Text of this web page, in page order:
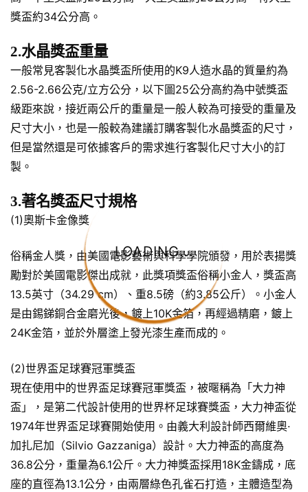
LOADING...
獎盃約34公分高。
2.水晶獎盃重量
一般常見客製化水晶獎盃所使用的K9人造水晶的質量約為
2.56-2.66公克/立方公分，以下圖25公分高約為中號獎盃
級距來說，接近兩公斤的重量是一般人較為可接受的重量及
尺寸大小，也是一般較為建議訂購客製化水晶獎盃的尺寸，
但是當然還是可依據客戶的需求進行客製化尺寸大小的訂
製。
3.著名獎盃尺寸規格
(1)奧斯卡金像獎
俗稱金人獎，由美國電影藝術與科學學院頒發，用於表揚獎
勵對於美國電影傑出成就，此獎項獎盃俗稱小金人，獎盃高
13.5英寸（34.29 cm）、重8.5磅（約3.85公斤）。小金人
是由錫銻銅合金磨光後，鍍上10K金箔，再經過精磨，鍍上
24K金箔，並於外層塗上發光漆生產而成的。
(2)世界盃足球賽冠軍獎盃
現在使用中的世界盃足球賽冠軍獎盃，被暱稱為「大力神
盃」，是第二代設計使用的世界杯足球賽獎盃，大力神盃從
1974年世界盃足球賽開始使用。由義大利設計師西爾維奧·
加扎尼加（Silvio Gazzaniga）設計。大力神盃的高度為
36.8公分，重量為6.1公斤。大力神獎盃採用18K金鑄成，底
座的直徑為13.1公分，由兩層綠色孔雀石打造，主體造型為